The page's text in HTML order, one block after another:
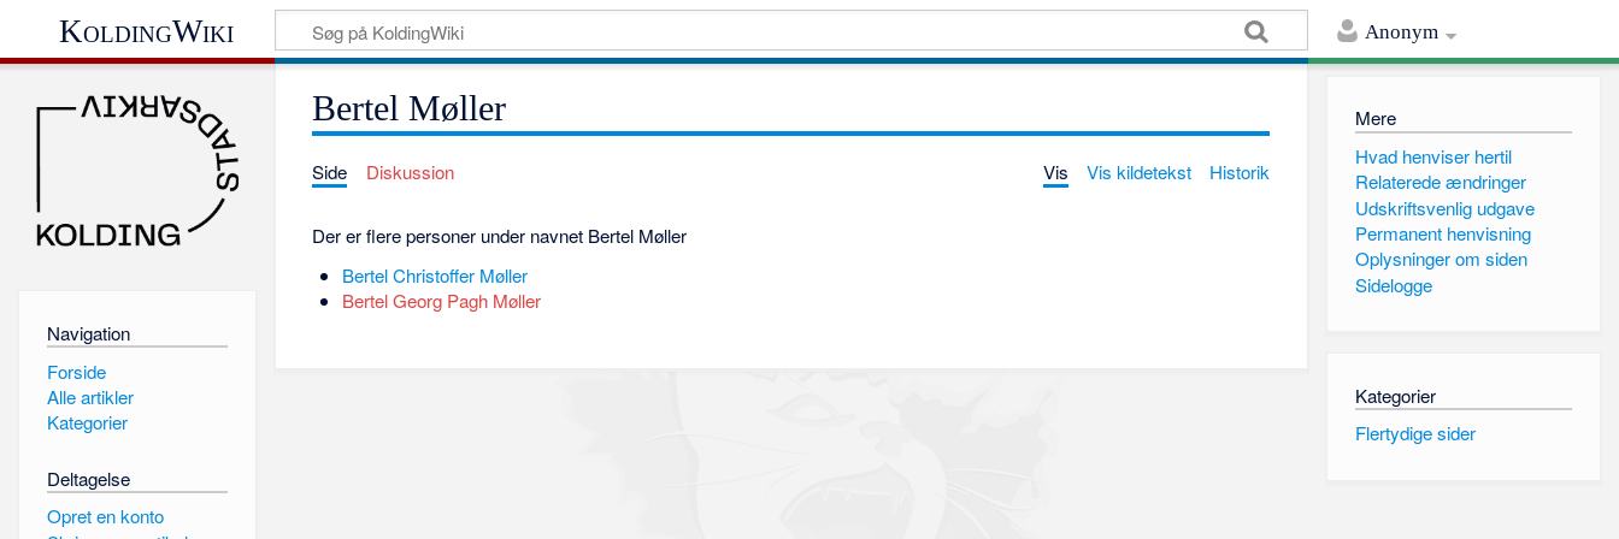
Anonym
KoldingWiki
Bertel Møller
Side Diskussion Vis Vis kildetekst Historik
Der er flere personer under navnet Bertel Møller
Bertel Christoffer Møller
Bertel Georg Pagh Møller
Navigation
Forside
Alle artikler
Kategorier
Deltagelse
Opret en konto
Mere
Hvad henviser hertil
Relaterede ændringer
Udskriftsvenlig udgave
Permanent henvisning
Oplysninger om siden
Sidelogge
Kategorier
Flertydige sider